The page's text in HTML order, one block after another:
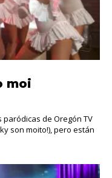
moi
de Oregón TV
son moito!), pero están